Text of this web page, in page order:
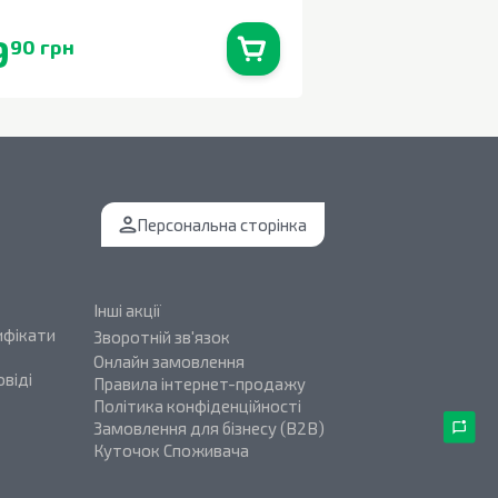
90 грн
Персональна сторінка
Інші акції
Зворотній зв'язок
Онлайн замовлення
Правила інтернет-продажу
Політика конфіденційності
Замовлення для бізнесу (B2B)
Куточок Споживача